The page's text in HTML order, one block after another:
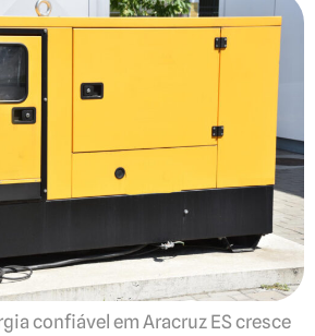
confiável em Aracruz ES cresce